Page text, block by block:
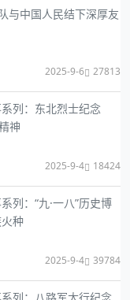
与中国人民结下深厚友
2025-9-6 27813
列：东北烈士纪念
神
2025-9-4 18424
列：“九·一八”历史博
种
2025-9-4 39784